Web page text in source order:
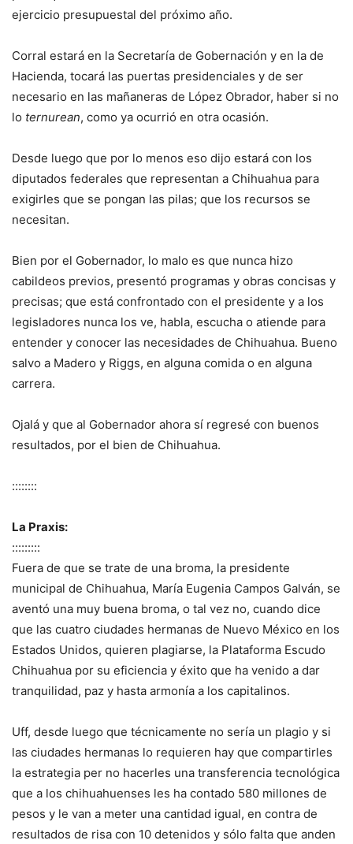
ejercicio presupuestal del próximo año.
Corral estará en la Secretaría de Gobernación y en la de
Hacienda, tocará las puertas presidenciales y de ser
necesario en las mañaneras de López Obrador, haber si no
lo ternurean, como ya ocurrió en otra ocasión.
Desde luego que por lo menos eso dijo estará con los
diputados federales que representan a Chihuahua para
exigirles que se pongan las pilas; que los recursos se
necesitan.
Bien por el Gobernador, lo malo es que nunca hizo
cabildeos previos, presentó programas y obras concisas y
precisas; que está confrontado con el presidente y a los
legisladores nunca los ve, habla, escucha o atiende para
entender y conocer las necesidades de Chihuahua. Bueno
salvo a Madero y Riggs, en alguna comida o en alguna
carrera.
Ojalá y que al Gobernador ahora sí regresé con buenos
resultados, por el bien de Chihuahua.
::::::::
La Praxis:
:::::::::
Fuera de que se trate de una broma, la presidente
municipal de Chihuahua, María Eugenia Campos Galván, se
aventó una muy buena broma, o tal vez no, cuando dice
que las cuatro ciudades hermanas de Nuevo México en los
Estados Unidos, quieren plagiarse, la Plataforma Escudo
Chihuahua por su eficiencia y éxito que ha venido a dar
tranquilidad, paz y hasta armonía a los capitalinos.
Uff, desde luego que técnicamente no sería un plagio y si
las ciudades hermanas lo requieren hay que compartirles
la estrategia per no hacerles una transferencia tecnológica
que a los chihuahuenses les ha contado 580 millones de
pesos y le van a meter una cantidad igual, en contra de
resultados de risa con 10 detenidos y sólo falta que anden